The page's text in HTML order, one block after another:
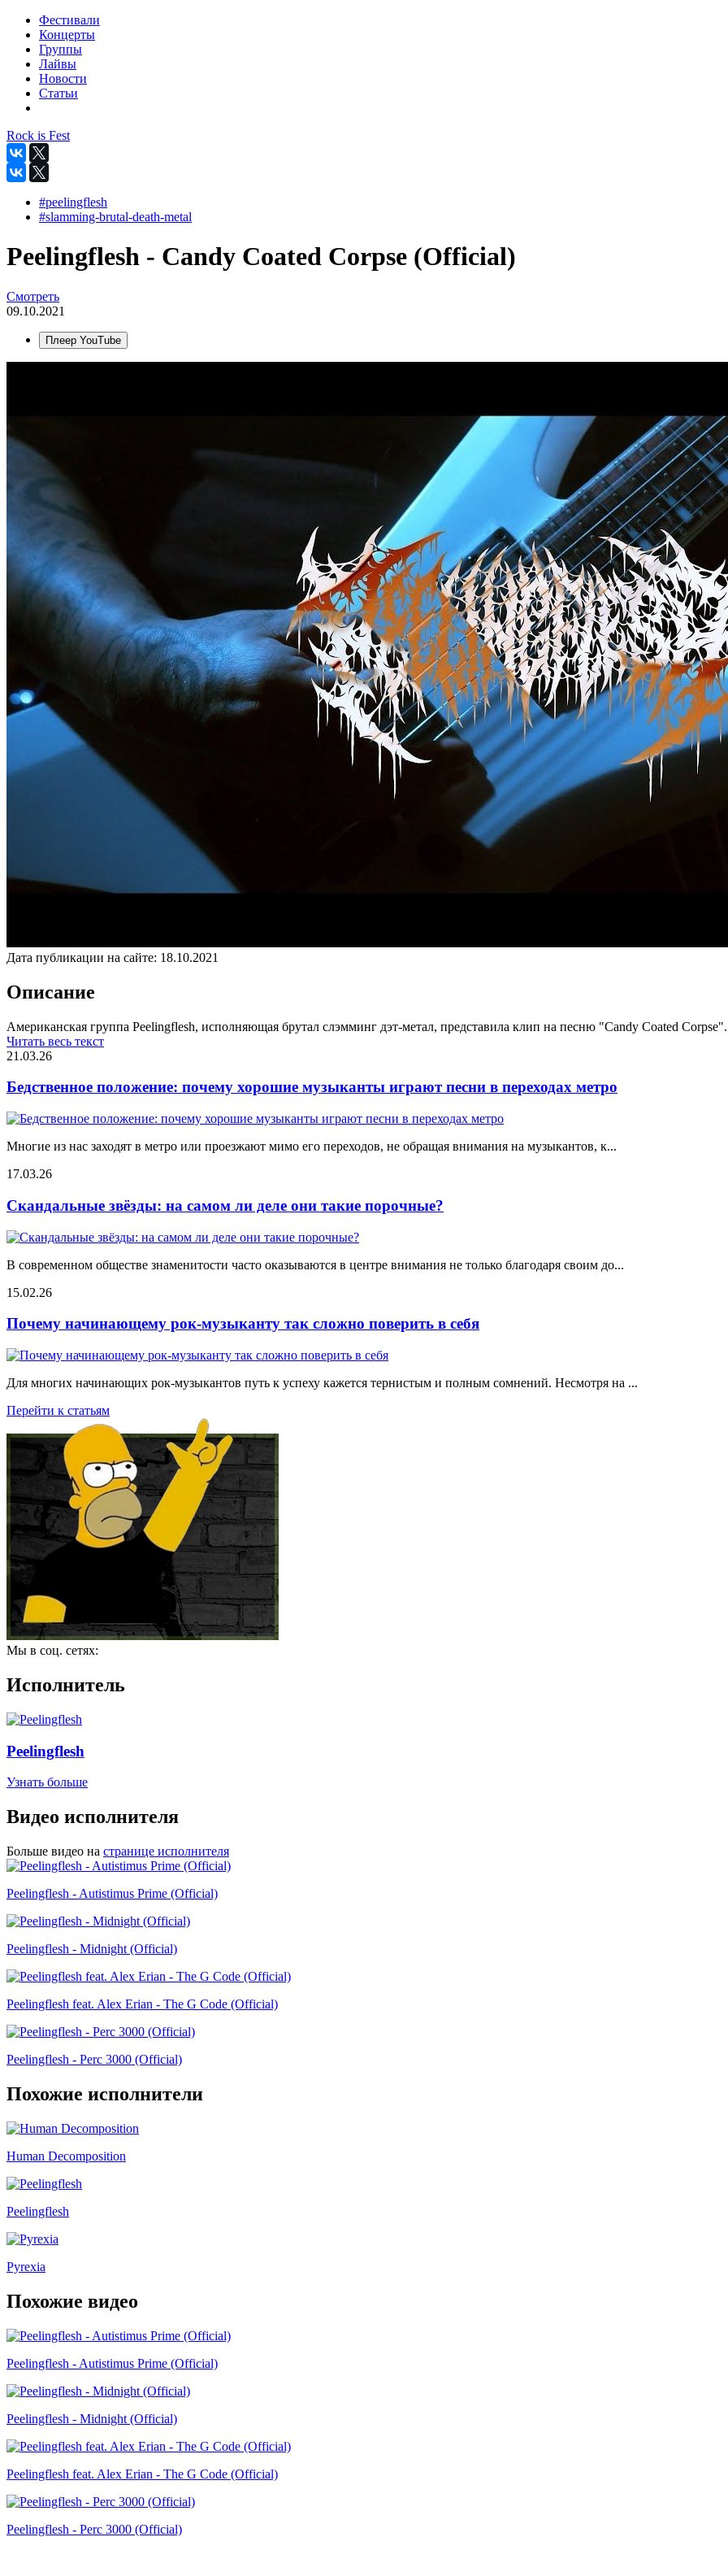
Фестивали
Концерты
Группы
Лайвы
Новости
Статьи
Rock is Fest
#peelingflesh
#slamming-brutal-death-metal
Peelingflesh - Candy Coated Corpse (Official)
Смотреть
09.10.2021
Плеер YouTube
Дата публикации на сайте: 18.10.2021
Описание
Американская группа Peelingflesh, исполняющая брутал слэмминг дэт-метал, представила клип на песню "Candy Coated Corpse".
Читать весь текст
21.03.26
Бедственное положение: почему хорошие музыканты играют песни в переходах метро
Многие из нас заходят в метро или проезжают мимо его переходов, не обращая внимания на музыкантов, к...
17.03.26
Скандальные звёзды: на самом ли деле они такие порочные?
В современном обществе знаменитости часто оказываются в центре внимания не только благодаря своим до...
15.02.26
Почему начинающему рок-музыканту так сложно поверить в себя
Для многих начинающих рок-музыкантов путь к успеху кажется тернистым и полным сомнений. Несмотря на ...
Перейти к статьям
Мы в соц. сетях:
Исполнитель
Peelingflesh
Узнать больше
Видео исполнителя
Больше видео на странице исполнителя
Peelingflesh - Autistimus Prime (Official)
Peelingflesh - Midnight (Official)
Peelingflesh feat. Alex Erian - The G Code (Official)
Peelingflesh - Perc 3000 (Official)
Похожие исполнители
Human Decomposition
Peelingflesh
Pyrexia
Похожие видео
Peelingflesh - Autistimus Prime (Official)
Peelingflesh - Midnight (Official)
Peelingflesh feat. Alex Erian - The G Code (Official)
Peelingflesh - Perc 3000 (Official)